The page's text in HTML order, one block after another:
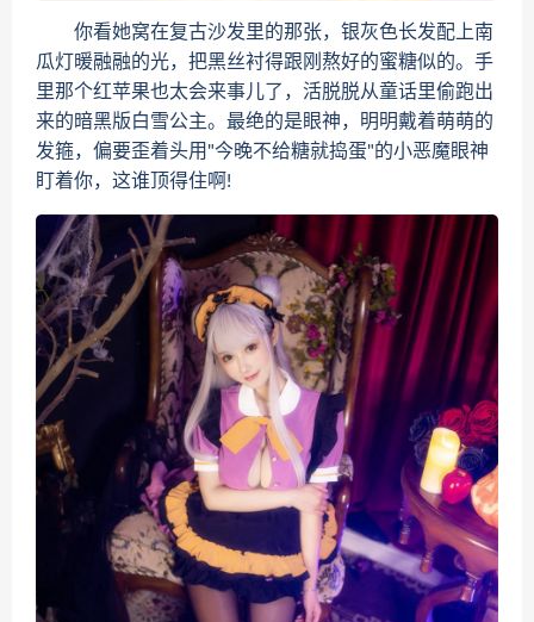
你看她窝在复古沙发里的那张，银灰色长发配上南
瓜灯暖融融的光，把黑丝衬得跟刚熬好的蜜糖似的。手
里那个红苹果也太会来事儿了，活脱脱从童话里偷跑出
来的暗黑版白雪公主。最绝的是眼神，明明戴着萌萌的
发箍，偏要歪着头用"今晚不给糖就捣蛋"的小恶魔眼神
盯着你，这谁顶得住啊!